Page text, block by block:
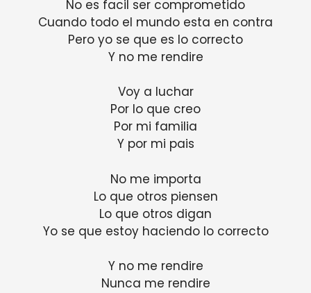
No es facil ser comprometido
Cuando todo el mundo esta en contra
Pero yo se que es lo correcto
Y no me rendire
Voy a luchar
Por lo que creo
Por mi familia
Y por mi pais
No me importa
Lo que otros piensen
Lo que otros digan
Yo se que estoy haciendo lo correcto
Y no me rendire
Nunca me rendire